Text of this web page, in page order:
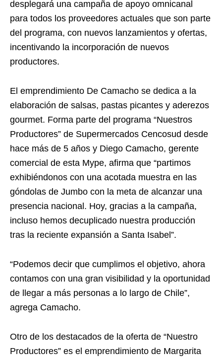
desplegará una campaña de apoyo omnicanal
para todos los proveedores actuales que son parte
del programa, con nuevos lanzamientos y ofertas,
incentivando la incorporación de nuevos
productores.
El emprendimiento De Camacho se dedica a la
elaboración de salsas, pastas picantes y aderezos
gourmet. Forma parte del programa “Nuestros
Productores” de Supermercados Cencosud desde
hace más de 5 años y Diego Camacho, gerente
comercial de esta Mype, afirma que “partimos
exhibiéndonos con una acotada muestra en las
góndolas de Jumbo con la meta de alcanzar una
presencia nacional. Hoy, gracias a la campaña,
incluso hemos decuplicado nuestra producción
tras la reciente expansión a Santa Isabel”.
“Podemos decir que cumplimos el objetivo, ahora
contamos con una gran visibilidad y la oportunidad
de llegar a más personas a lo largo de Chile”,
agrega Camacho.
Otro de los destacados de la oferta de “Nuestro
Productores” es el emprendimiento de Margarita